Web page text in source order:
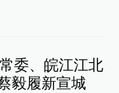
委、皖江江北
毅履新宣城